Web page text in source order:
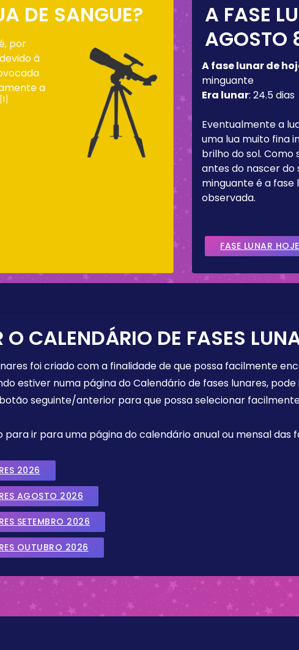
DE SANGUE?
por
à
a
[1]
A FASE
AGOSTO
A fase lunar de
minguante
Era lunar: 24.5 dias
Eventualmente a
uma lua muito fina
brilho do sol.
antes do nascer do
minguante é a fase
observada.
FASE LUNAR HOJE
CALENDÁRIO DE FASES
foi criado com a finalidade de que possa facilmente
estiver numa página do Calendário de fases lunares,
seguinte/anterior para que possa selecionar
para ir para uma página do calendário anual ou mensal das
2026
AGOSTO 2026
SETEMBRO 2026
OUTUBRO 2026